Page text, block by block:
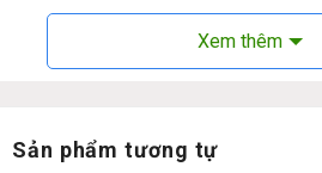
Nitro 5 AN515-46thay đổi 180* so
Phong cách tối giản nhưng lại vô
Xem thêm
Sản phẩm tương tự